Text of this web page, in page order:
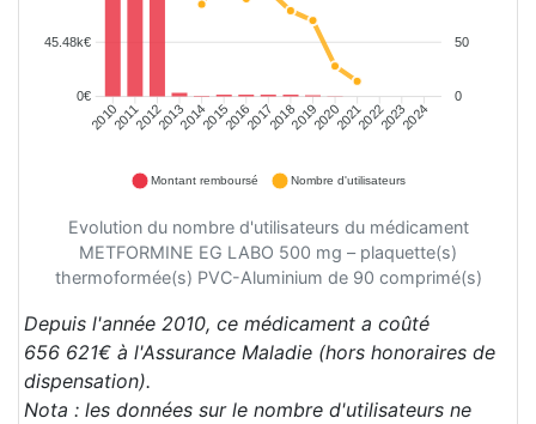
201020112012201320142015201620172018201920202021202220232024
50
0
45.48k€
0€
Montant remboursé Nombre d'utilisateurs
Evolution du nombre d'utilisateurs du médicament
METFORMINE EG LABO 500 mg – plaquette(s)
thermoformée(s) PVC-Aluminium de 90 comprimé(s)
Depuis l'année 2010, ce médicament a coûté
656 621€ à l'Assurance Maladie (hors honoraires de
dispensation).
Nota : les données sur le nombre d'utilisateurs ne